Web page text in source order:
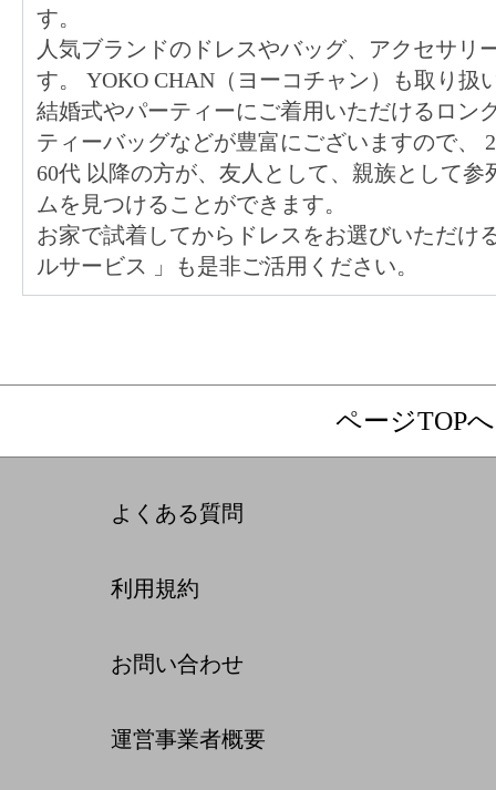
す。
人気ブランドのドレスやバッグ、アクセサリ
す。 YOKO CHAN（ヨーコチャン）も取り扱
結婚式やパーティーにご着用いただけるロン
ティーバッグなどが豊富にございますので、
60代 以降の方が、友人として、親族として
ムを見つけることができます。
お家で試着してからドレスをお選びいただけ
ルサービス
」も是非ご活用ください。
ページTOPへ
よくある質問
利用規約
お問い合わせ
運営事業者概要